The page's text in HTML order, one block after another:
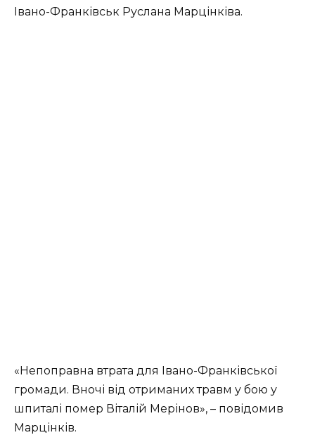
Івано-Франківськ Руслана Марцінківа.
«Непоправна втрата для Івано-Франківської
громади. Вночі від отриманих травм у бою у
шпиталі помер Віталій Мерінов», – повідомив
Марцінків.